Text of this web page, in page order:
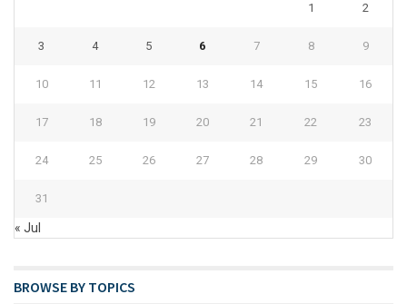
1 2
3 4 5 6 7 8 9
10 11 12 13 14 15 16
17 18 19 20 21 22 23
24 25 26 27 28 29 30
31
« Jul
BROWSE BY TOPICS